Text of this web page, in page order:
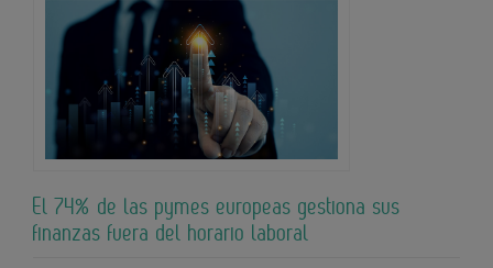
El 74% de las pymes europeas gestiona sus
finanzas fuera del horario laboral